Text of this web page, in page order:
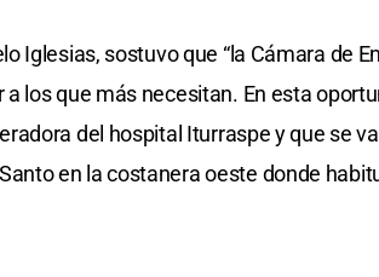
Iglesias, sostuvo que “la Cámara de
los que más necesitan. En esta
del hospital Iturraspe y que se
en la costanera oeste donde